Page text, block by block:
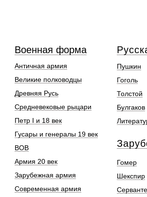
Античная армия
Великие полководцы
Древняя Русь
Средневековые рыцари
Петр I и 18 век
Гусары и генералы 19 век
ВОВ
Армия 20 век
Зарубежная армия
Современная армия
Военная форма
Пушкин
Гоголь
Толстой
Булгаков
Гомер
Шекспир